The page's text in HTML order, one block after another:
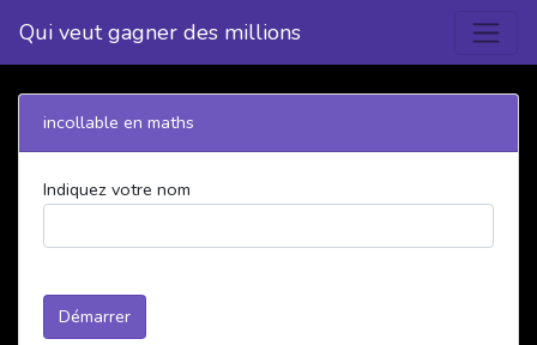
Qui veut gagner des millions
incollable en maths
Indiquez votre nom